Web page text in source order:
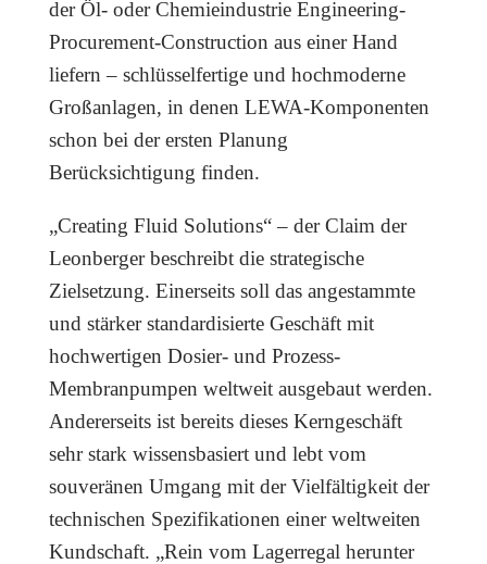
der Öl- oder Chemieindustrie Engineering-
Procurement-Construction aus einer Hand
liefern – schlüsselfertige und hochmoderne
Großanlagen, in denen LEWA-Komponenten
schon bei der ersten Planung
Berücksichtigung finden.
„Creating Fluid Solutions“ – der Claim der
Leonberger beschreibt die strategische
Zielsetzung. Einerseits soll das angestammte
und stärker standardisierte Geschäft mit
hochwertigen Dosier- und Prozess-
Membranpumpen weltweit ausgebaut werden.
Andererseits ist bereits dieses Kerngeschäft
sehr stark wissensbasiert und lebt vom
souveränen Umgang mit der Vielfältigkeit der
technischen Spezifikationen einer weltweiten
Kundschaft. „Rein vom Lagerregal herunter